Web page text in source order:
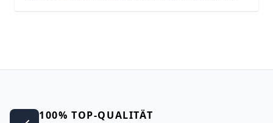
100% TOP-QUALITÄT